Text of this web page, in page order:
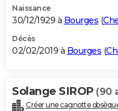
Naissance
30/12/1929 à Bourges (
Décès
02/02/2019 à Bourges (
Solange SIROP (90
Créer une cagnotte